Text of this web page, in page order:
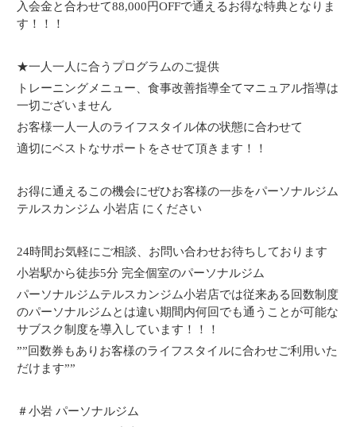
入会金と合わせて88,000円OFFで通えるお得な特典となりま
す！！！
★一人一人に合うプログラムのご提供
トレーニングメニュー、食事改善指導全てマニュアル指導は
一切ございません
お客様一人一人のライフスタイル体の状態に合わせて
適切にベストなサポートをさせて頂きます！！
お得に通えるこの機会にぜひお客様の一歩をパーソナルジム
テルスカンジム 小岩店 にください
24時間お気軽にご相談、お問い合わせお待ちしております
小岩駅から徒歩5分 完全個室のパーソナルジム
パーソナルジムテルスカンジム小岩店では従来ある回数制度
のパーソナルジムとは違い期間内何回でも通うことが可能な
サブスク制度を導入しています！！！
””回数券もありお客様のライフスタイルに合わせご利用いた
だけます””
＃小岩 パーソナルジム